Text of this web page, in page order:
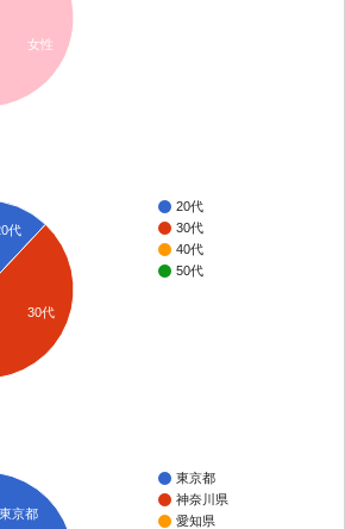
女性
20代
30代
40代
50代
代
30代
東京都
神奈川県
愛知県
東京都